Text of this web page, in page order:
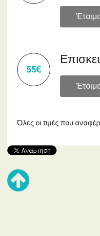
Όλες οι τιμές που